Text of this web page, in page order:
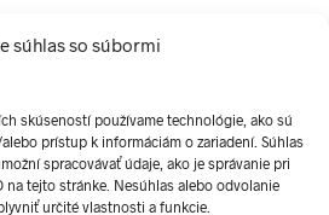
súhlas so súbormi
skúseností používame technológie, ako sú
prístup k informáciám o zariadení. Súhlas
spracovávať údaje, ako je správanie pri
na tejto stránke. Nesúhlas alebo odvolanie
určité vlastnosti a funkcie.